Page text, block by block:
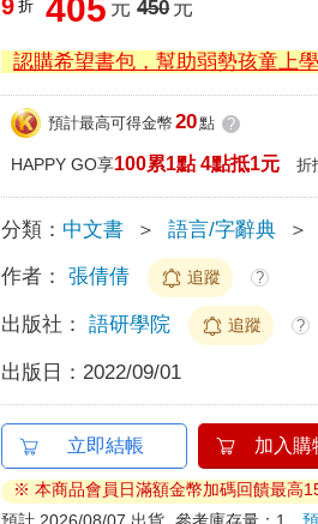
9 折 405 元 450元
認購希望書包，幫助弱勢孩童上學
預計最高可得金幣 20點 ?
HAPPY GO享100累1點 4點抵1元 折
分類： 中文書 ＞ 語言/字辭典 ＞
作者： 張倩倩 追蹤 ?
出版社： 語研學院 追蹤 ?
出版日： 2022/09/01
立即結帳 加入購
※ 本商品會員日滿額金幣加碼回饋最高
預計 2026/08/07 出貨 參考庫存量：1